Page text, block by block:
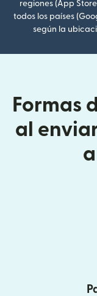
regiones (App
todos los países
según la
Formas
al